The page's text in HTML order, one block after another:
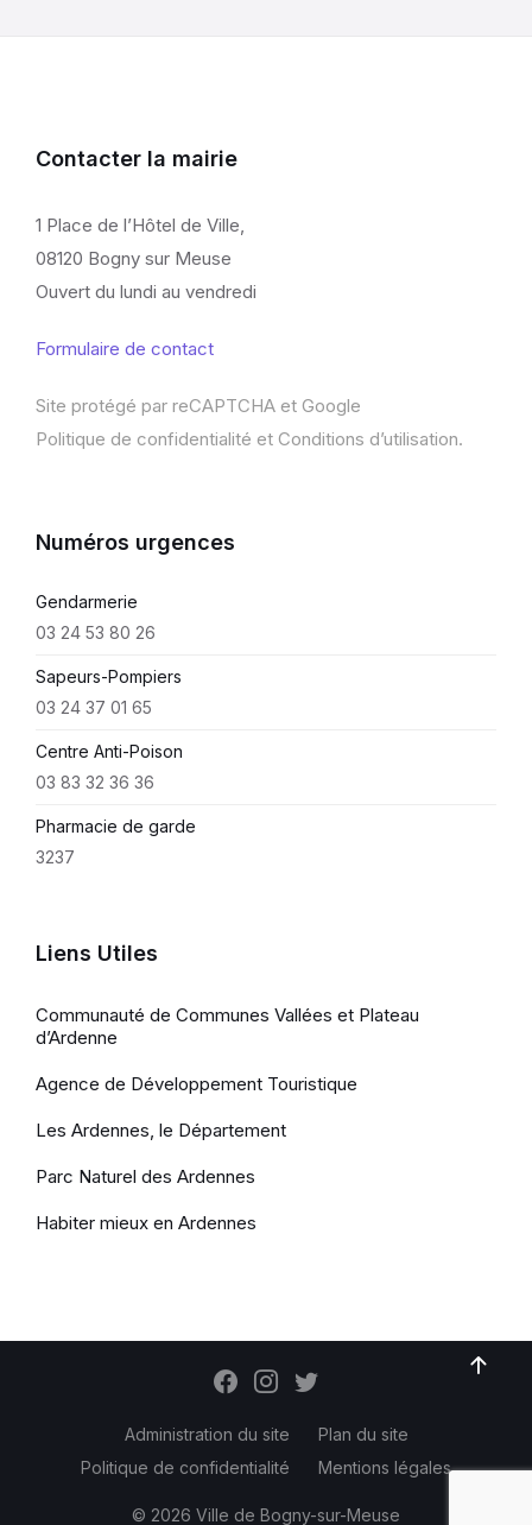
Contacter la mairie
1 Place de l’Hôtel de Ville,
08120 Bogny sur Meuse
Ouvert du lundi au vendredi
Formulaire de contact
Site protégé par reCAPTCHA et Google
Politique de confidentialité et Conditions d’utilisation.
Numéros urgences
Gendarmerie
03 24 53 80 26
Sapeurs-Pompiers
03 24 37 01 65
Centre Anti-Poison
03 83 32 36 36
Pharmacie de garde
3237
Liens Utiles
Communauté de Communes Vallées et Plateau
d’Ardenne
Agence de Développement Touristique
Les Ardennes, le Département
Parc Naturel des Ardennes
Habiter mieux en Ardennes
Administration du site
Plan du site
Politique de confidentialité
Mentions légales
© 2026 Ville de Bogny-sur-Meuse